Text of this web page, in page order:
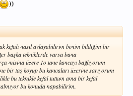
))
kefalı nasıl avlayabilirim benim bildiğim bir
başka tekniklerde varsa bana
misina üzere 1o tane kancayı bağlıyorum
bir taş koyup bu kancaları üzerine sarıyorum
bu teknikle kefal tuttum ama bir kefal
bu konuda napabilirim.